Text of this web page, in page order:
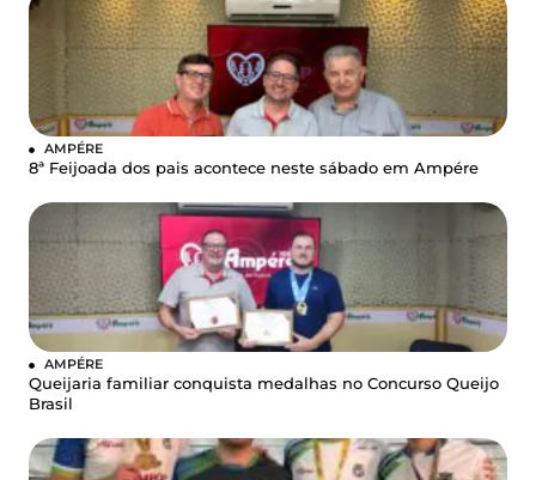
AMPÉRE
8ª Feijoada dos pais acontece neste sábado em Ampére
AMPÉRE
Queijaria familiar conquista medalhas no Concurso Queijo
Brasil